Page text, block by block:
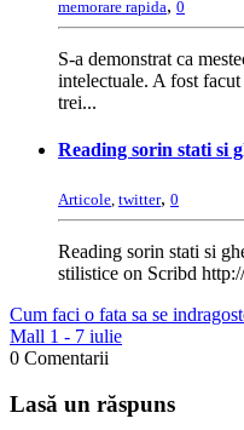
memorare rapida, 0
S-a demonstrat ca
intelectuale. A fost
trei...
Reading sorin stati si
Articole twitter, 0
Reading sorin stati si
stilistice on Scribd
Cum faci o fata sa se
Mall 1 - 7 iulie
0 Comentarii
Lasă un răspuns